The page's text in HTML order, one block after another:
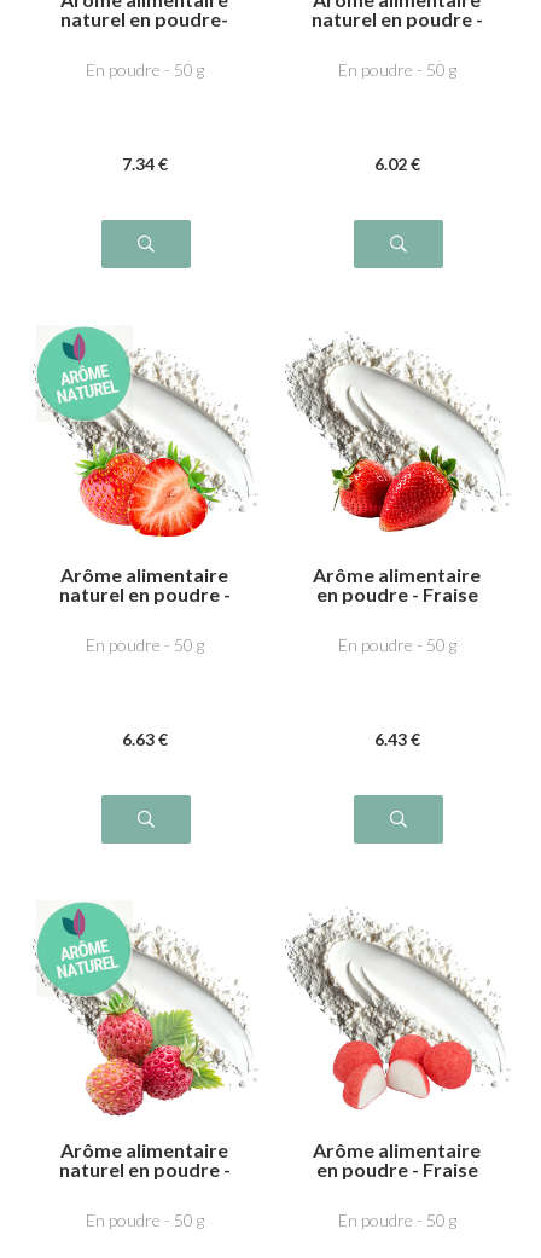
naturel en poudre-
En poudre - 50 g
7.34 €
naturel en poudre -
En poudre - 50 g
6.02 €
Arôme alimentaire
naturel en poudre -
En poudre - 50 g
6.63 €
Arôme alimentaire
en poudre - Fraise
En poudre - 50 g
6.43 €
Arôme alimentaire
naturel en poudre -
En poudre - 50 g
Arôme alimentaire
en poudre - Fraise
En poudre - 50 g